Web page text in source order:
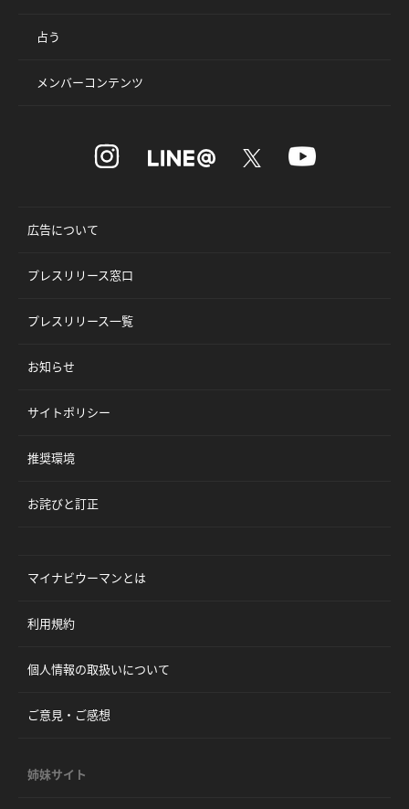
占う
メンバーコンテンツ
広告について
プレスリリース窓口
プレスリリース一覧
お知らせ
サイトポリシー
推奨環境
お詫びと訂正
マイナビウーマンとは
利用規約
個人情報の取扱いについて
ご意見・ご感想
姉妹サイト